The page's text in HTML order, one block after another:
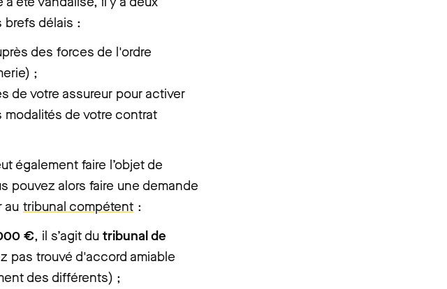
brefs délais :
des forces de l'ordre
;
de votre assureur pour activer
de votre contrat
également faire l’objet de
pouvez alors faire une demande
au tribunal compétent :
€, il s’agit du tribunal de
pas trouvé d'accord amiable
des différents) ;